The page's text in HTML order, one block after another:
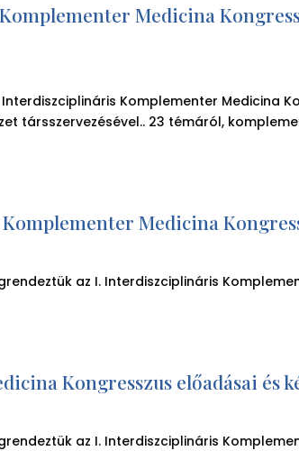
Medicina
Komplementer Medicina
társszervezésével.. 23 témáról,
Medicina
az I. Interdiszciplináris
Kongresszus előadásai és
az I. Interdiszciplináris